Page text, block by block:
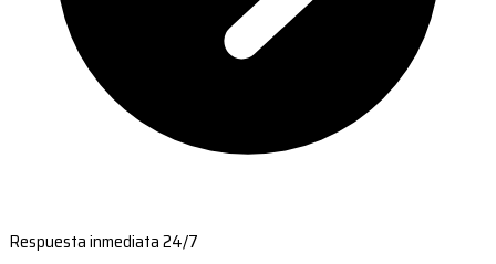
Respuesta inmediata 24/7